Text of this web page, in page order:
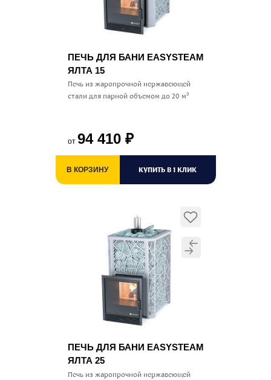
ПЕЧЬ ДЛЯ БАНИ EASYSTEAM
ЯЛТА 15
Печь из жаропрочной нержавеющей
стали для парной объемом до 20 м³
от 94 410 ₽
В КОРЗИНУ КУПИТЬ В 1 КЛИК
ПЕЧЬ ДЛЯ БАНИ EASYSTEAM
ЯЛТА 25
Печь из жаропрочной нержавеющей